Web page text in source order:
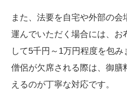
また、法要を自宅や外部の会
運んでいただく場合には、お
して5千円～1万円程度を包
僧侶が欠席される際は、御膳
えるのが丁寧な対応です。